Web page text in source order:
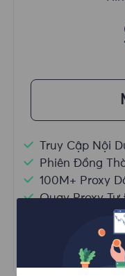
Truy Cập Nội
Phiên Đồng
100M+ Proxy
Quay Proxy Tự
HTTP(S)/